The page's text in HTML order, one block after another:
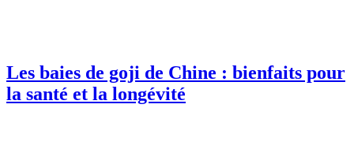
Les baies de goji de Chine : bienfaits pour
la santé et la longévité